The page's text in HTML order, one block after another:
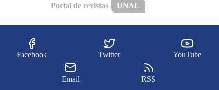
Portal de revistas UNAL
Facebook Twitter YouTube
Email RSS